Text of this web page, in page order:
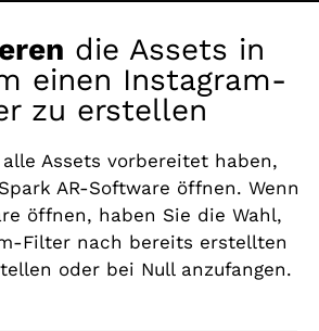
die Assets in
einen Instagram-
zu erstellen
Assets vorbereitet haben,
AR-Software öffnen. Wenn
öffnen, haben Sie die Wahl,
Filter nach bereits erstellten
oder bei Null anzufangen.